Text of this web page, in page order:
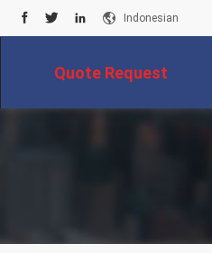
Indonesian
Quote Request